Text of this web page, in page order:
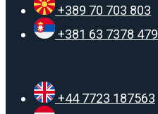
+389 70 703 803
+381 63 7378 479
+44 7723 187563